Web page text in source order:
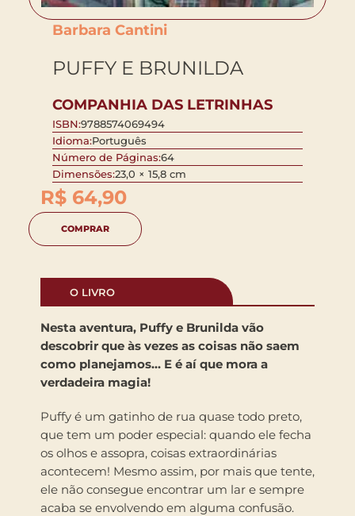
Barbara Cantini
PUFFY E BRUNILDA
COMPANHIA DAS LETRINHAS
ISBN:9788574069494
Idioma:Português
Número de Páginas:64
Dimensões:23,0 × 15,8 cm
R$ 64,90
COMPRAR
O LIVRO
Nesta aventura, Puffy e Brunilda vão
descobrir que às vezes as coisas não saem
como planejamos… E é aí que mora a
verdadeira magia!
Puffy é um gatinho de rua quase todo preto,
que tem um poder especial: quando ele fecha
os olhos e assopra, coisas extraordinárias
acontecem! Mesmo assim, por mais que tente,
ele não consegue encontrar um lar e sempre
acaba se envolvendo em alguma confusão.